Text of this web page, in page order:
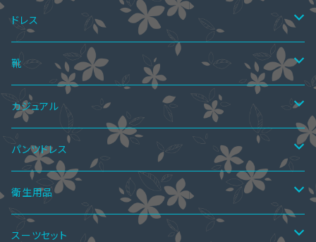
ペアTシャツ
ペアTシャツ&ワンピース
ペアニット
ペア上下セット
ペア水着
ペアインナー
ペアシャツ
ドレス
ワンピース
ミニドレス
ミディアムドレス
ミモレ丈ドレス
マキシ丈ドレス
ツーピース
スカートスーツ
パンツスーツ
ボレロ・ショール
パンツドレス
パーティーバッグ
靴
サマーブーツ
ニーハイブーツ
ロングブーツ
秋ブーツ
ニーハイブーツ
ロングブーツ
サンダル
レインブーツ
カジュアル
ワンピース
オールインワン
サロペットスカート
ツーピース
トップス
パンツドレス
セットアップ
オールインワン
衛生用品
手袋
スーツセット